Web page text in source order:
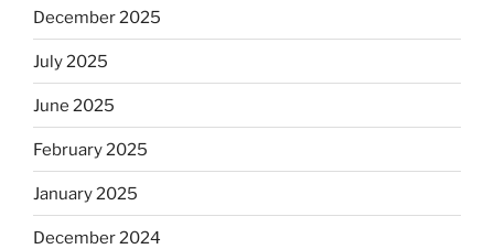
December 2025
July 2025
June 2025
February 2025
January 2025
December 2024